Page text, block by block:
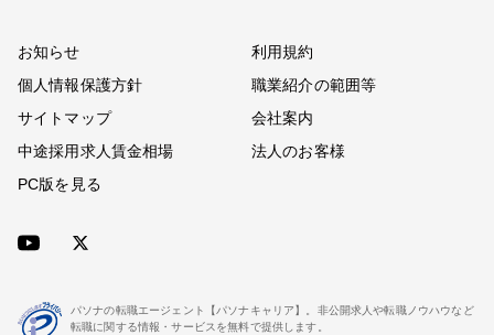
お知らせ
利用規約
個人情報保護方針
職業紹介の範囲等
サイトマップ
会社案内
中途採用求人賃金相場
法人のお客様
PC版を見る
パソナの転職エージェント【パソナキャリア】。非公開求人や転職ノウハウなど
転職に関する情報・サービスを無料で提供します。